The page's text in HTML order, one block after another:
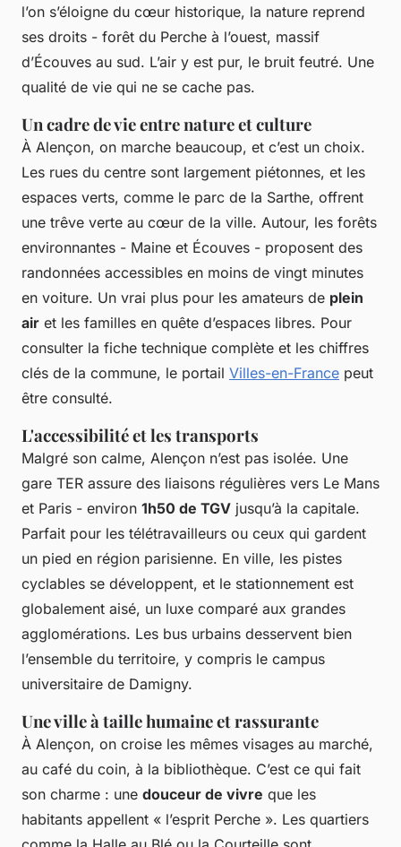
l’on s’éloigne du cœur historique, la nature reprend
ses droits - forêt du Perche à l’ouest, massif
d’Écouves au sud. L’air y est pur, le bruit feutré. Une
qualité de vie qui ne se cache pas.
Un cadre de vie entre nature et culture
À Alençon, on marche beaucoup, et c’est un choix.
Les rues du centre sont largement piétonnes, et les
espaces verts, comme le parc de la Sarthe, offrent
une trêve verte au cœur de la ville. Autour, les forêts
environnantes - Maine et Écouves - proposent des
randonnées accessibles en moins de vingt minutes
en voiture. Un vrai plus pour les amateurs de plein
air et les familles en quête d’espaces libres. Pour
consulter la fiche technique complète et les chiffres
clés de la commune, le portail Villes-en-France peut
être consulté.
L'accessibilité et les transports
Malgré son calme, Alençon n’est pas isolée. Une
gare TER assure des liaisons régulières vers Le Mans
et Paris - environ 1h50 de TGV jusqu’à la capitale.
Parfait pour les télétravailleurs ou ceux qui gardent
un pied en région parisienne. En ville, les pistes
cyclables se développent, et le stationnement est
globalement aisé, un luxe comparé aux grandes
agglomérations. Les bus urbains desservent bien
l’ensemble du territoire, y compris le campus
universitaire de Damigny.
Une ville à taille humaine et rassurante
À Alençon, on croise les mêmes visages au marché,
au café du coin, à la bibliothèque. C’est ce qui fait
son charme : une douceur de vivre que les
habitants appellent « l’esprit Perche ». Les quartiers